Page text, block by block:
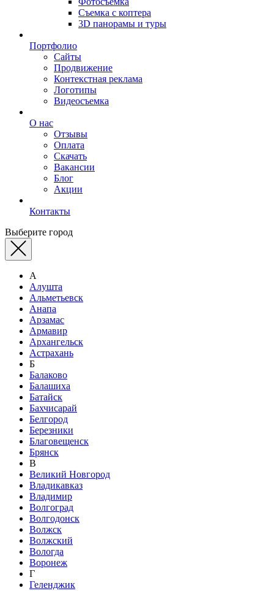
Съемка с коптера
3D панорамы и туры
Портфолио
Сайты
Продвижение
Контекстная реклама
Логотипы
Видеосъемка
О нас
Отзывы
Оплата
Скачать
Вакансии
Блог
Акции
Контакты
Выберите город
А
Алушта
Альметьевск
Анапа
Арзамас
Армавир
Архангельск
Астрахань
Б
Балаково
Балашиха
Батайск
Бахчисарай
Белгород
Березники
Благовещенск
Брянск
В
Великий Новгород
Владикавказ
Владимир
Волгоград
Волгодонск
Волжск
Волжский
Вологда
Воронеж
Г
Геленджик